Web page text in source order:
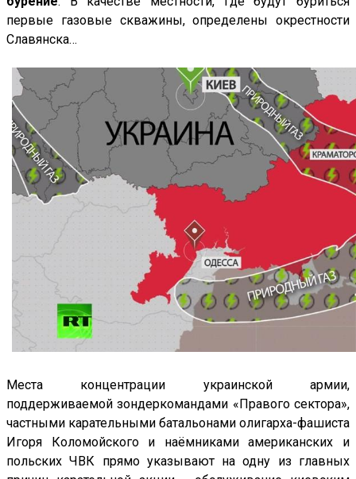
первые газовые скважины, определены окрестности
Славянска…
Места концентрации украинской армии,
поддерживаемой зондеркомандами «Правого сектора»,
частными карательными батальонами олигарха-фашиста
Игоря Коломойского и наёмниками американских и
польских ЧВК прямо указывают на одну из главных